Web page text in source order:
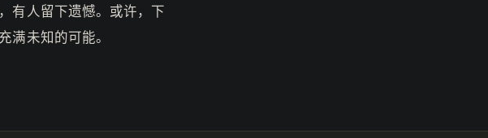
有人留下遗憾。或许，下
满未知的可能。